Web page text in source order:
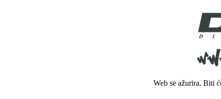
Web se ažurira. Biti